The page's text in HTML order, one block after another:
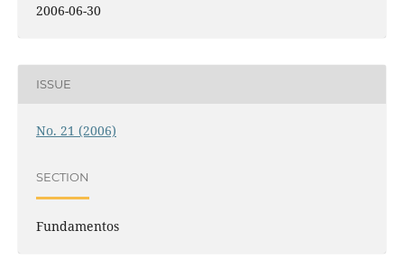
2006-06-30
ISSUE
No. 21 (2006)
SECTION
Fundamentos